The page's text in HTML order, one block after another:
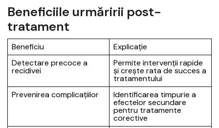
Beneficiile urmăririi post-
tratament
Beneficiu
Explicație
Detectare precoce a
recidivei
Permite intervenții rapide
și crește rata de succes a
tratamentului
Prevenirea complicațiilor
Identificarea timpurie a
efectelor secundare
pentru tratamente
corective